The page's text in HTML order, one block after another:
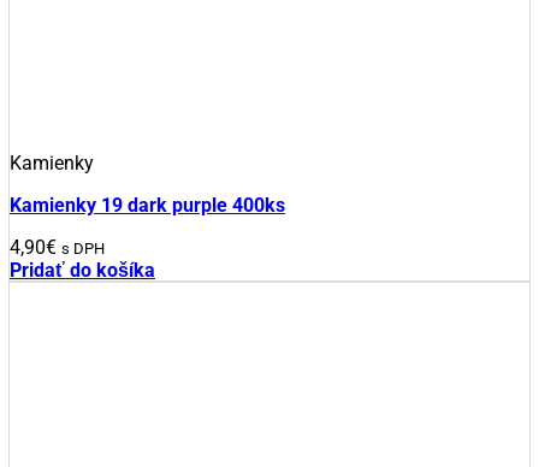
Kamienky
Kamienky 19 dark purple 400ks
4,90€ s DPH
Pridať do košíka